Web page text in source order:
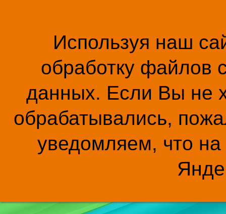
Используя наш
обработку файлов
данных. Если Вы не
обрабатывались,
уведомляем, что на